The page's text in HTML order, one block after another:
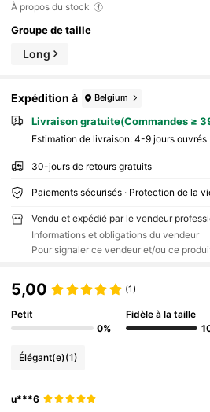
À propos du stock
Groupe de taille
Long
Expédition à Belgium
Livraison gratuite(Commandes ≥
Estimation de livraison: 4-9 jours ouvrés
30-jours de retours gratuits
Paiements sécurisés · Protection de la
Vendu et expédié par le vendeur
Informations et obligations du vendeur
Pour signaler ce vendeur et/ou ce
5,00 (1)
Petit
0%
Fidèle à la taille
Élégant(e)(1)
u***6